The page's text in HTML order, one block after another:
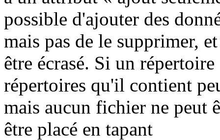
possible d'ajouter des
mais pas de le supprimer,
être écrasé. Si un
répertoires qu'il contient
mais aucun fichier ne peut
être placé en tapant